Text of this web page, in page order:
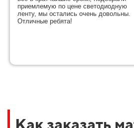
приемлемую по цене светодиодную
ленту, мы остались очень довольны.
Отличные ребята!
Как заказать